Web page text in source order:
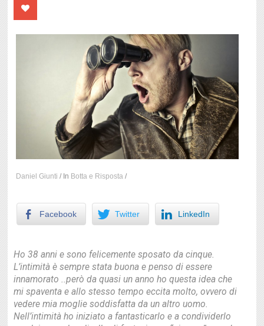
Daniel Giunti / In Botta e Risposta /
Facebook Twitter LinkedIn
Ho 38 anni e sono felicemente sposato da cinque.
L’intimità è sempre stata buona e penso di essere
innamorato ..però da quasi un anno ho questa idea che
mi spaventa e allo stesso tempo eccita molto, ovvero di
vedere mia moglie soddisfatta da un altro uomo.
Nell’intimità ho iniziato a fantasticarlo e a condividerlo